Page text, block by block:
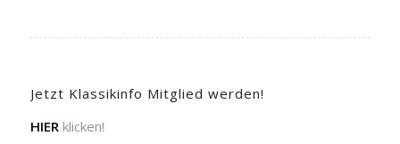
Jetzt Klassikinfo Mitglied werden!
HIER klicken!